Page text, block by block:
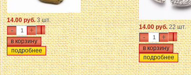
14.00 руб.3 шт.
- +
подробнее
14.00 руб.22 шт.
- +
подробнее